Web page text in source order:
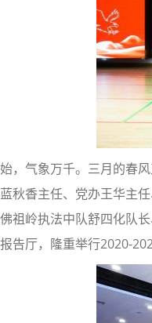
，气象万千。三月的春
秋香主任、党办王华主
祖岭执法中队舒四化队
告厅，隆重举行2020-